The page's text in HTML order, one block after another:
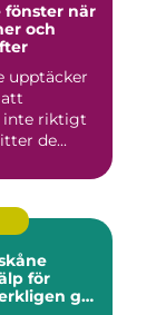
när
och
upptäcker
inte riktigt
de...
för
gör